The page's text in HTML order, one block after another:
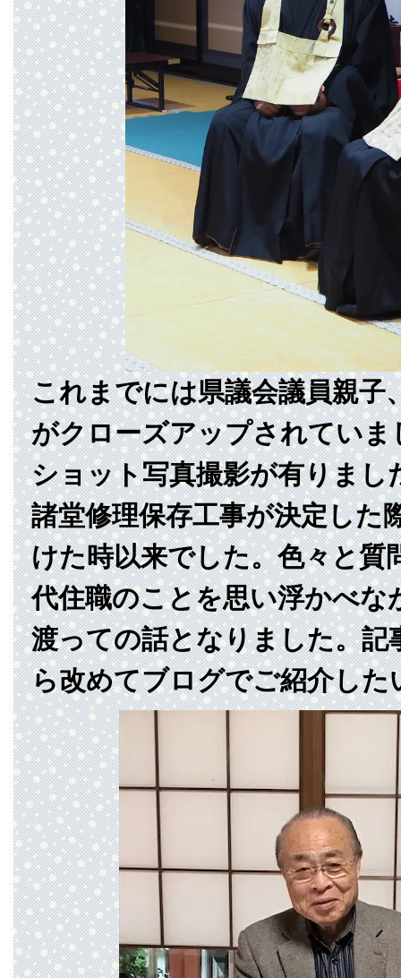
これまでには県議会議員親子
がクローズアップされていま
ショット写真撮影が有りまし
諸堂修理保存工事が決定した
けた時以来でした。色々と質
代住職のことを思い浮かべな
渡っての話となりました。記
ら改めてブログでご紹介した